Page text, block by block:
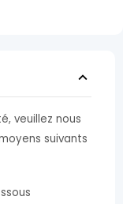
veuillez nous
suivants